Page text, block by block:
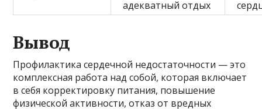
адекватный отдых
Вывод
Профилактика сердечной недостаточности — это
комплексная работа над собой, которая включает
в себя корректировку питания, повышение
физической активности, отказ от вредных